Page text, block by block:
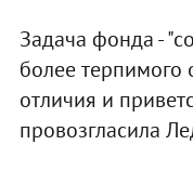
Задача фонда -
более терпимого
отличия и
провозгласила